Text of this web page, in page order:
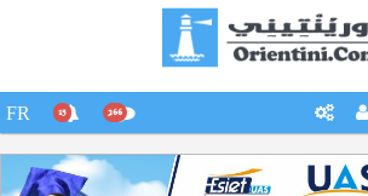
266
15
FR